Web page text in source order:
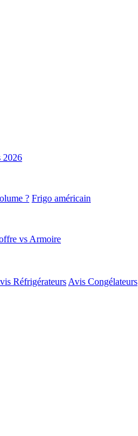
2026
? Frigo américain
vs Armoire
Réfrigérateurs Avis Congélateurs